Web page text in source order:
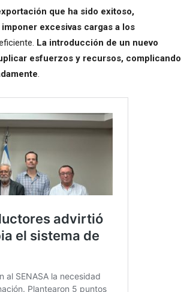
que ha sido exitoso,
excesivas cargas a los
La introducción de un nuevo
esfuerzos y recursos, complicando
.